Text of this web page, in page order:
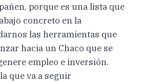
porque es una lista que
concreto en la
las herramientas que
hacia un Chaco que se
empleo e inversión.
que va a seguir